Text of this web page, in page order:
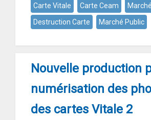
Carte Vitale Carte Ceam
Destruction Carte
Marché Public
Nouvelle production
numérisation des
des cartes Vitale 2